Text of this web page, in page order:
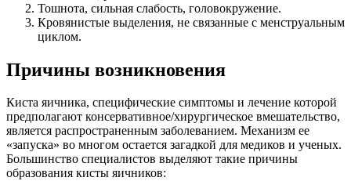
Тошнота, сильная слабость, головокружение.
Кровянистые выделения, не связанные с менструальным
циклом.
Причины возникновения
Киста яичника, специфические симптомы и лечение которой
предполагают консервативное/хирургическое вмешательство,
является распространенным заболеванием. Механизм ее
«запуска» во многом остается загадкой для медиков и ученых.
Большинство специалистов выделяют такие причины
образования кисты яичников: